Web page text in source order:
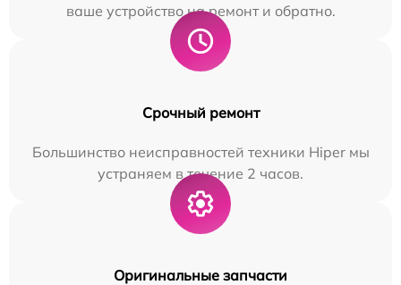
ваше устройство на ремонт и обратно.
Срочный ремонт
Большинство неисправностей техники Hiper мы
устраняем в течение 2 часов.
Оригинальные запчасти